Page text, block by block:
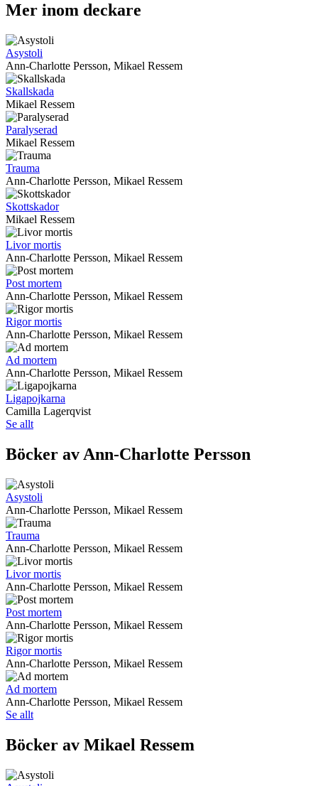
Mer inom deckare
Asystoli
Ann-Charlotte Persson, Mikael Ressem
Skallskada
Mikael Ressem
Paralyserad
Mikael Ressem
Trauma
Ann-Charlotte Persson, Mikael Ressem
Skottskador
Mikael Ressem
Livor mortis
Ann-Charlotte Persson, Mikael Ressem
Post mortem
Ann-Charlotte Persson, Mikael Ressem
Rigor mortis
Ann-Charlotte Persson, Mikael Ressem
Ad mortem
Ann-Charlotte Persson, Mikael Ressem
Ligapojkarna
Camilla Lagerqvist
Se allt
Böcker av Ann-Charlotte Persson
Asystoli
Ann-Charlotte Persson, Mikael Ressem
Trauma
Ann-Charlotte Persson, Mikael Ressem
Livor mortis
Ann-Charlotte Persson, Mikael Ressem
Post mortem
Ann-Charlotte Persson, Mikael Ressem
Rigor mortis
Ann-Charlotte Persson, Mikael Ressem
Ad mortem
Ann-Charlotte Persson, Mikael Ressem
Se allt
Böcker av Mikael Ressem